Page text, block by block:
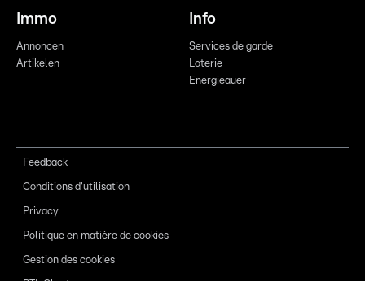
Immo
Annoncen
Artikelen
Info
Services de garde
Loterie
Energieauer
Feedback
Conditions d'utilisation
Privacy
Politique en matière de cookies
Gestion des cookies